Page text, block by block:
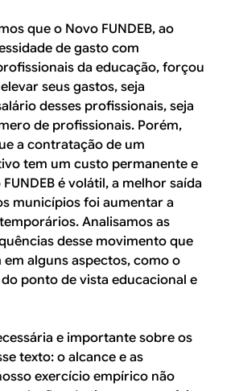
que o Novo FUNDEB, ao
de gasto com
da educação, forçou
seus gastos, seja
desses profissionais, seja
de profissionais. Porém,
a contratação de um
tem um custo permanente e
é volátil, a melhor saída
municípios foi aumentar a
Analisamos as
desse movimento que
em alguns aspectos, como o
ponto de vista educacional e
e importante sobre os
texto: o alcance e as
exercício empírico não